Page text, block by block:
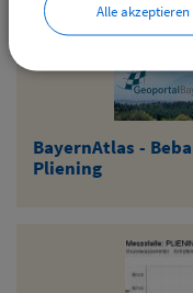
BayernAtlas -
Pliening
Alle akzeptieren